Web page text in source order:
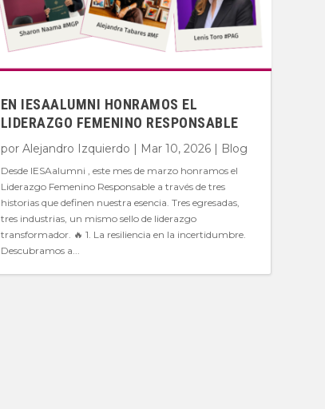
EN IESAALUMNI HONRAMOS EL
LIDERAZGO FEMENINO RESPONSABLE
por Alejandro Izquierdo | Mar 10, 2026| Blog
Desde IESAalumni , este mes de marzo honramos el
Liderazgo Femenino Responsable a través de tres
historias que definen nuestra esencia. Tres egresadas,
tres industrias, un mismo sello de liderazgo
transformador. 🔥 1. La resiliencia en la incertidumbre.
Descubramos a...